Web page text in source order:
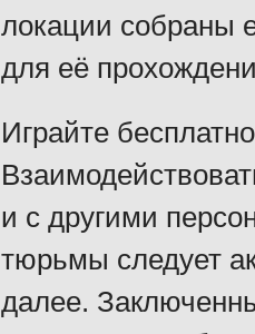
локации собраны
для её
Играйте
и с другими
тюрьмы следует
далее.